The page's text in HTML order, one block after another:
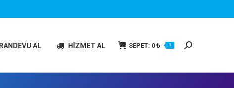
RANDEVU AL HİZMET AL SEPET: 0₺ 0 Search: